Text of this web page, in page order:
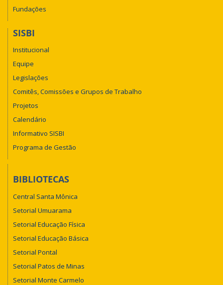
Fundações
SISBI
Institucional
Equipe
Legislações
Comitês, Comissões e Grupos de Trabalho
Projetos
Calendário
Informativo SISBI
Programa de Gestão
BIBLIOTECAS
Central Santa Mônica
Setorial Umuarama
Setorial Educação Física
Setorial Educação Básica
Setorial Pontal
Setorial Patos de Minas
Setorial Monte Carmelo